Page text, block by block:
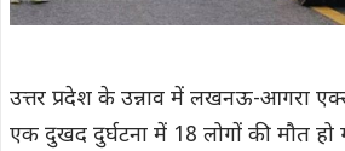
उत्तर प्रदेश के उन्नाव में लखनऊ-आगरा
एक दुखद दुर्घटना में 18 लोगों की मौत